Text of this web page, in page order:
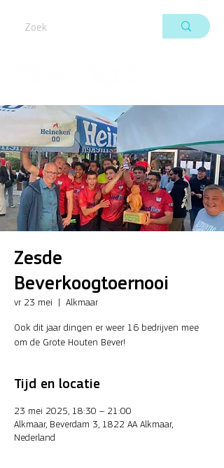
Zesde
Beverkoogtoernooi
vr 23 mei
  |
Alkmaar
Ook dit jaar dingen er weer 16 bedrijven mee
om de Grote Houten Bever!
Tijd en locatie
23 mei 2025, 18:30 – 21:00
Alkmaar, Beverdam 3, 1822 AA Alkmaar,
Nederland